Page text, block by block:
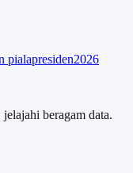
pialapresiden2026
beragam data.